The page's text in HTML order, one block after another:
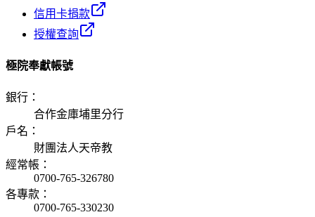
信用卡捐款
授權查詢
極院奉獻帳號
銀行 ：
合作金庫埔里分行
戶名 ：
財團法人天帝教
經常帳 ：
0700-765-326780
各專款 ：
0700-765-330230